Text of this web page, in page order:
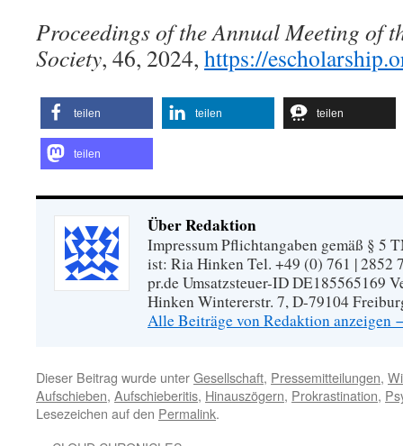
Proceedings of the Annual Meeting of
Society, 46, 2024, https://
teilen teilen teilen
teilen
Über Redaktion
Impressum Pflichtangaben gemäß § 5
ist: Ria Hinken Tel. +49 (0) 761 | 2852
pr.de Umsatzsteuer-ID DE185565169
Hinken Wintererstr. 7, D-79104
Alle Beiträge von Redaktion anzeigen
Dieser Beitrag wurde unterGesellschaft, Pressemitteilungen,
Aufschieben, Aufschieberitis, Hinauszögern, Prokrastination,
Lesezeichen auf den Permalink.